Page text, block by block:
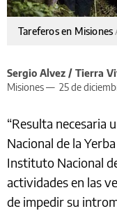
Tareferos en Misiones
Sergio Alvez / Tierra
Misiones — 25 de
“Resulta necesaria
Nacional de la
Instituto Nacional
actividades en las
de impedir su